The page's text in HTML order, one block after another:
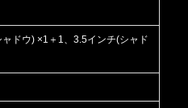
ドウ) ×1＋1、3.5インチ(シャド